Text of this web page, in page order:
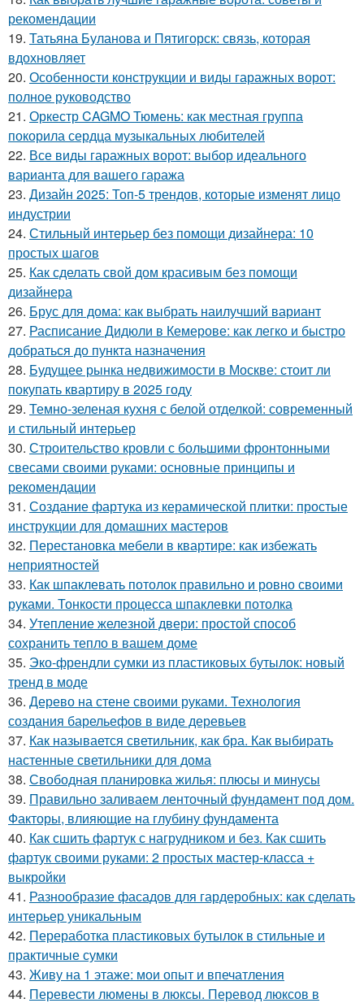
рекомендации
19. Татьяна Буланова и Пятигорск: связь, которая
вдохновляет
20. Особенности конструкции и виды гаражных ворот:
полное руководство
21. Оркестр CAGMO Тюмень: как местная группа
покорила сердца музыкальных любителей
22. Все виды гаражных ворот: выбор идеального
варианта для вашего гаража
23. Дизайн 2025: Топ-5 трендов, которые изменят лицо
индустрии
24. Стильный интерьер без помощи дизайнера: 10
простых шагов
25. Как сделать свой дом красивым без помощи
дизайнера
26. Брус для дома: как выбрать наилучший вариант
27. Расписание Дидюли в Кемерове: как легко и быстро
добраться до пункта назначения
28. Будущее рынка недвижимости в Москве: стоит ли
покупать квартиру в 2025 году
29. Темно-зеленая кухня с белой отделкой: современный
и стильный интерьер
30. Строительство кровли с большими фронтонными
свесами своими руками: основные принципы и
рекомендации
31. Создание фартука из керамической плитки: простые
инструкции для домашних мастеров
32. Перестановка мебели в квартире: как избежать
неприятностей
33. Как шпаклевать потолок правильно и ровно своими
руками. Тонкости процесса шпаклевки потолка
34. Утепление железной двери: простой способ
сохранить тепло в вашем доме
35. Эко-френдли сумки из пластиковых бутылок: новый
тренд в моде
36. Дерево на стене своими руками. Технология
создания барельефов в виде деревьев
37. Как называется светильник, как бра. Как выбирать
настенные светильники для дома
38. Свободная планировка жилья: плюсы и минусы
39. Правильно заливаем ленточный фундамент под дом.
Факторы, влияющие на глубину фундамента
40. Как сшить фартук с нагрудником и без. Как сшить
фартук своими руками: 2 простых мастер-класса +
выкройки
41. Разнообразие фасадов для гардеробных: как сделать
интерьер уникальным
42. Переработка пластиковых бутылок в стильные и
практичные сумки
43. Живу на 1 этаже: мои опыт и впечатления
44. Перевести люмены в люксы. Перевод люксов в